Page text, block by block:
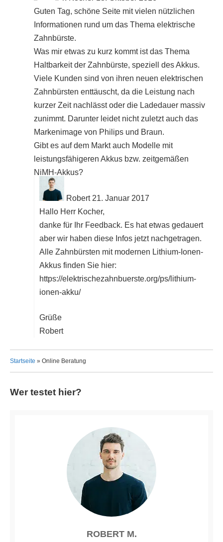
Guten Tag, schöne Seite mit vielen nützlichen
Informationen rund um das Thema elektrische
Zahnbürste.
Was mir etwas zu kurz kommt ist das Thema
Haltbarkeit der Zahnbürste, speziell des Akkus.
Viele Kunden sind von ihren neuen elektrischen
Zahnbürsten enttäuscht, da die Leistung nach
kurzer Zeit nachlässt oder die Ladedauer massiv
zunimmt. Darunter leidet nicht zuletzt auch das
Markenimage von Philips und Braun.
Gibt es auf dem Markt auch Modelle mit
leistungsfähigeren Akkus bzw. zeitgemäßen
NiMH-Akkus?
Robert 21. Januar 2017
Hallo Herr Kocher,
danke für Ihr Feedback. Es hat etwas gedauert
aber wir haben diese Infos jetzt nachgetragen.
Alle Zahnbürsten mit modernen Lithium-Ionen-
Akkus finden Sie hier:
https://elektrischezahnbuerste.org/ps/lithium-
ionen-akku/
Grüße
Robert
Startseite » Online Beratung
Wer testet hier?
ROBERT M.